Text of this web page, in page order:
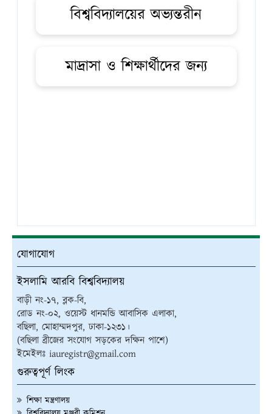
বিশ্ববিদ্যালয়ের অভ্যন্তরীন
মাদ্রাসা ও শিক্ষার্থীদের জন্য
যোগাযোগ
ইসলামি আরবি বিশ্ববিদ্যালয়
বাড়ী নং-১৭, ব্লক-বি,
রোড নং-০২, ওয়েস্ট ধানমন্ডি আবাসিক এলাকা,
বছিলা, মোহাম্মদপুর, ঢাকা-১২৩১।
(বছিলা ব্রীজের সংযোগ সড়কের দক্ষিন পাশে)
ইমেইলঃ iauregistr@gmail.com
গুরুত্বপূর্ণ লিংক
শিক্ষা মন্ত্রণালয়